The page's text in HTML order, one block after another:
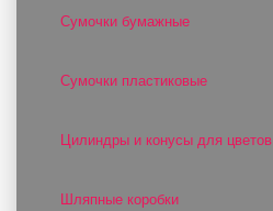
Сумочки бумажные
Сумочки пластиковые
Цилиндры и конусы для цветов
Шляпные коробки